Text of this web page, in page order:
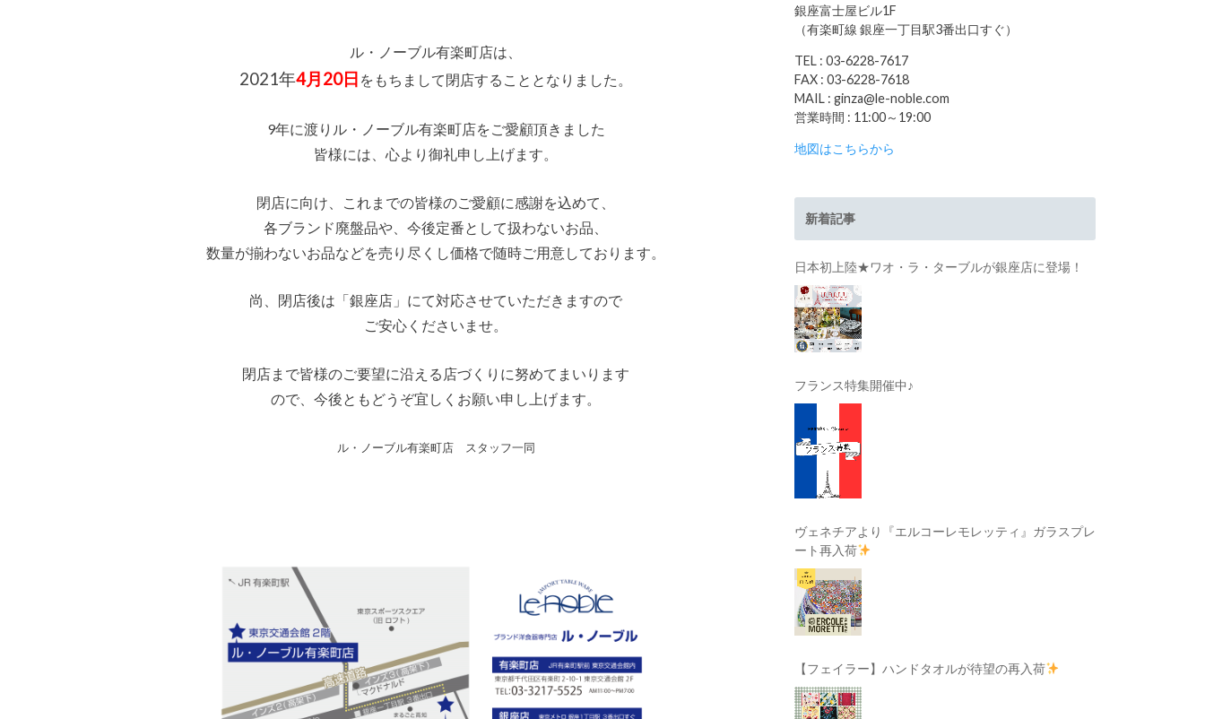
ル・ノーブル有楽町店は、
2021年4月20日 をもちまして閉店することとなりました。
9年に渡りル・ノーブル有楽町店をご愛顧頂きました
皆様には、心より御礼申し上げます。
閉店に向け、これまでの皆様のご愛顧に感謝を込めて、
各ブランド廃盤品や、今後定番として扱わないお品、
数量が揃わないお品などを売り尽くし価格で随時ご用意しております。
尚、閉店後は「銀座店」にて対応させていただきますので
ご安心くださいませ。
閉店まで皆様のご要望に沿える店づくりに努めてまいります
ので、今後ともどうぞ宜しくお願い申し上げます。
ル・ノーブル有楽町店 スタッフ一同
銀座富士屋ビル1F
（有楽町線 銀座一丁目駅3番出口すぐ）
TEL : 03-6228-7617
FAX : 03-6228-7618
MAIL : ginza@le-noble.com
営業時間 : 11:00～19:00
地図はこちらから
新着記事
日本初上陸★ワオ・ラ・ターブルが銀座店に登場！
フランス特集開催中♪
ヴェネチアより『エルコーレモレッティ』ガラスプレ
ート再入荷
【フェイラー】ハンドタオルが待望の再入荷